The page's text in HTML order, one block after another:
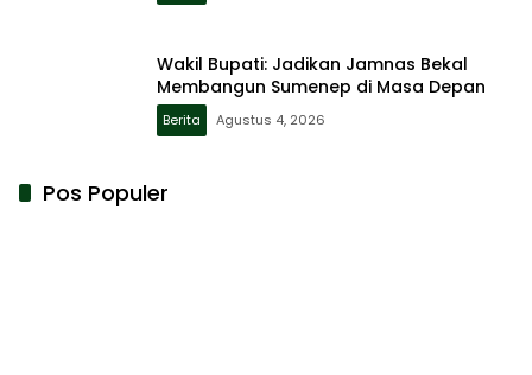
Wakil Bupati: Jadikan Jamnas Bekal
Membangun Sumenep di Masa Depan
Berita Agustus 4, 2026
Pos Populer